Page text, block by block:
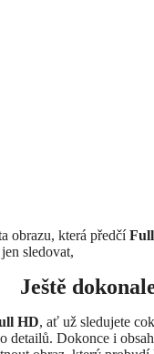
obrazu, která předčí
sledovat,
Ještě
HD, ať už sledujete
detailů. Dokonce i